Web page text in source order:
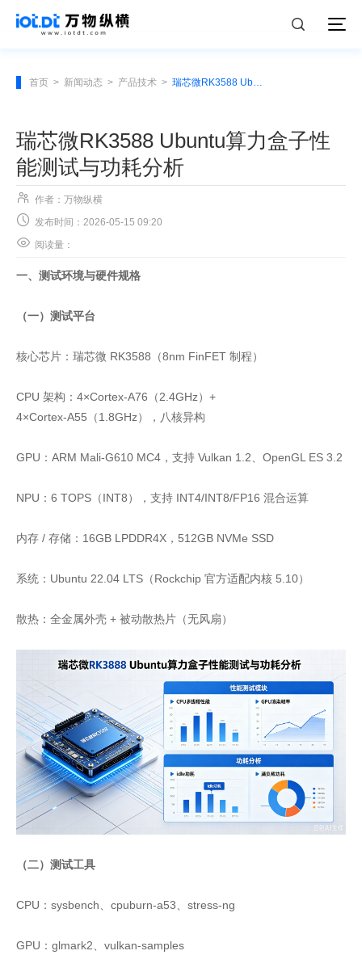
首页 > 新闻动态 > 产品技术 > 瑞芯微RK3588 Ubuntu算力盒子性能测试与功耗分析
瑞芯微RK3588 Ubuntu算力盒子性
能测试与功耗分析
 作者：万物纵横
 发布时间：2026-05-15 09:20
 阅读量：
一、测试环境与硬件规格
（一）测试平台
核心芯片：瑞芯微 RK3588（8nm FinFET 制程）
CPU 架构：4×Cortex‑A76（2.4GHz）+
4×Cortex‑A55（1.8GHz），八核异构
GPU：ARM Mali‑G610 MC4，支持 Vulkan 1.2、OpenGL ES 3.2
NPU：6 TOPS（INT8），支持 INT4/INT8/FP16 混合运算
内存 / 存储：16GB LPDDR4X，512GB NVMe SSD
系统：Ubuntu 22.04 LTS（Rockchip 官方适配内核 5.10）
散热：全金属外壳 + 被动散热片（无风扇）
（二）测试工具
CPU：sysbench、cpuburn‑a53、stress‑ng
GPU：glmark2、vulkan‑samples